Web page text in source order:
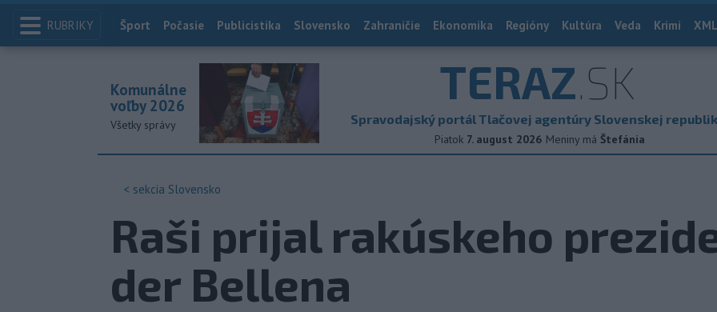
RUBRIKY Index
Šport Počasie Publicistika Slovensko Zahraničie Ekonomika Regióny Kultúra Veda Krimi
TERAZ.SK
Spravodajský portál Tlačovej agentúry Slovenskej
Piatok 7. august 2026 Meniny má Štefánia
Komunálne
voľby 2026
Všetky správy
< sekcia Slovensko
Raši prijal rakúskeho
der Bellena